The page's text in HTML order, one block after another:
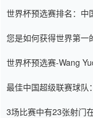
世界杯预选赛排名：中
您是如何获得世界第一
世界杯预选赛-Wang
最佳中国超级联赛球队
3场比赛中有23张射门